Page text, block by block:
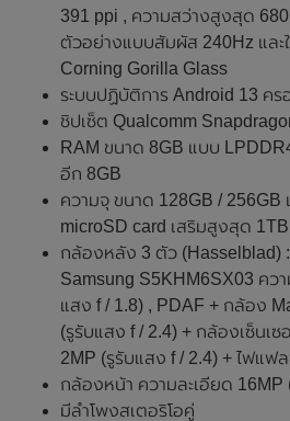
391 ppi , ความสว่างสูงสุด
ตัวอย่างแบบสัมผัส 240Hz และ
Corning Gorilla Glass
ระบบปฏิบัติการ Android 13 คร
ชิปเซ็ต Qualcomm
RAM ขนาด 8GB แบบ
อีก 8GB
ความจุ ขนาด 128GB / 256GB
microSD card เสริมสูงสุด 1TB
กล้องหลัง 3 ตัว (Hasselblad)
Samsung S5KHM6SX03 คว
แสง f / 1.8) , PDAF + กล้อง
(รูรับแสง f / 2.4) + กล้องเซ็นเซ
2MP (รูรับแสง f / 2.4) + ไฟแฟ
กล้องหน้า ความละเอียด 16MP
มีลำโพงสเตอริโอคู่